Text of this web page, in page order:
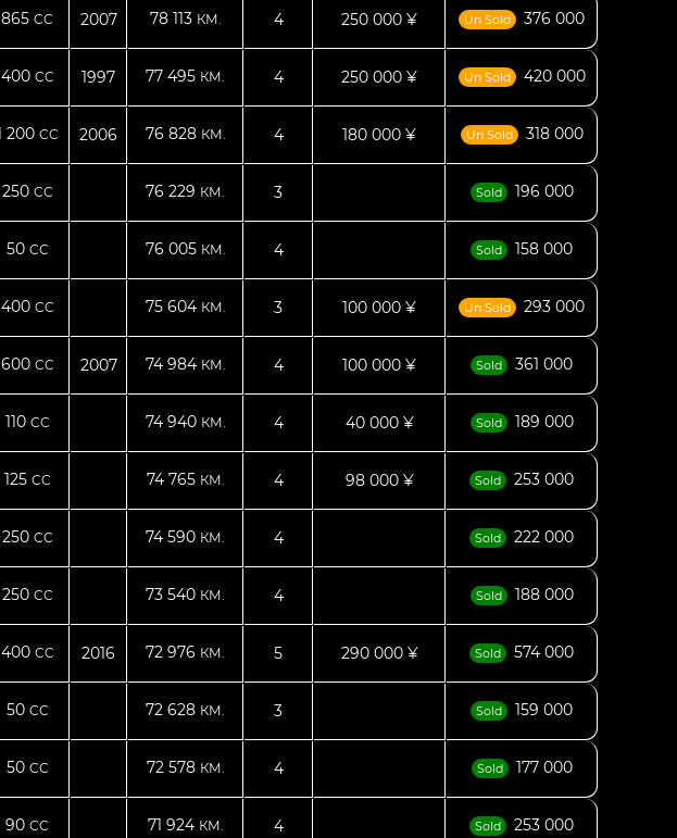
865 CC 2007 78 113 КМ. 4 250 000 ¥ Un Sold 376 000
400 CC 1997 77 495 КМ. 4 250 000 ¥ Un Sold 420 000
200 CC 2006 76 828 КМ. 4 180 000 ¥ Un Sold 318 000
250 CC 76 229 КМ. 3 Sold 196 000
50 CC 76 005 КМ. 4 Sold 158 000
400 CC 75 604 КМ. 3 100 000 ¥ Un Sold 293 000
600 CC 2007 74 984 КМ. 4 100 000 ¥ Sold 361 000
110 CC 74 940 КМ. 4 40 000 ¥ Sold 189 000
125 CC 74 765 КМ. 4 98 000 ¥ Sold 253 000
250 CC 74 590 КМ. 4 Sold 222 000
250 CC 73 540 КМ. 4 Sold 188 000
400 CC 2016 72 976 КМ. 5 290 000 ¥ Sold 574 000
50 CC 72 628 КМ. 3 Sold 159 000
50 CC 72 578 КМ. 4 Sold 177 000
90 CC 71 924 КМ. 4 Sold 253 000